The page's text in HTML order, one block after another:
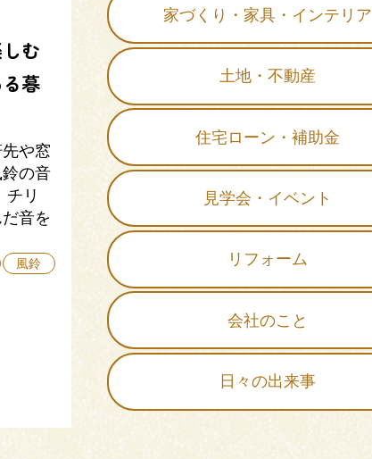
む
る暮
や窓
の音
チリ
音を
風鈴
家づくり・家具・インテリア
土地・不動産
住宅ローン・補助金
見学会・イベント
リフォーム
会社のこと
日々の出来事